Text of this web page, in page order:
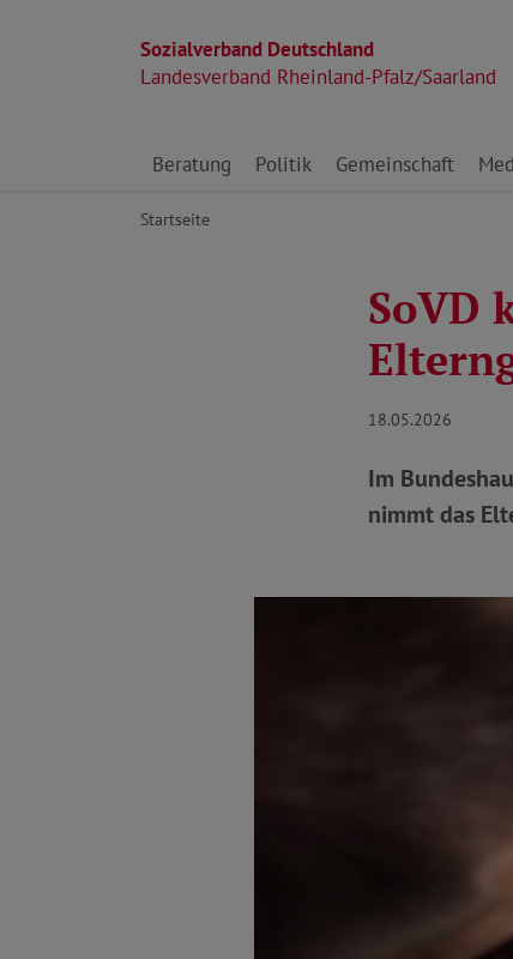
Sozialverband Deutschland
Landesverband Rheinland-Pfalz/Saarland
Direkt zu den Inhalten springen
Beratung Politik Gemeinschaft
Startseite
SoVD
18.05.2026
Im
nimmt das